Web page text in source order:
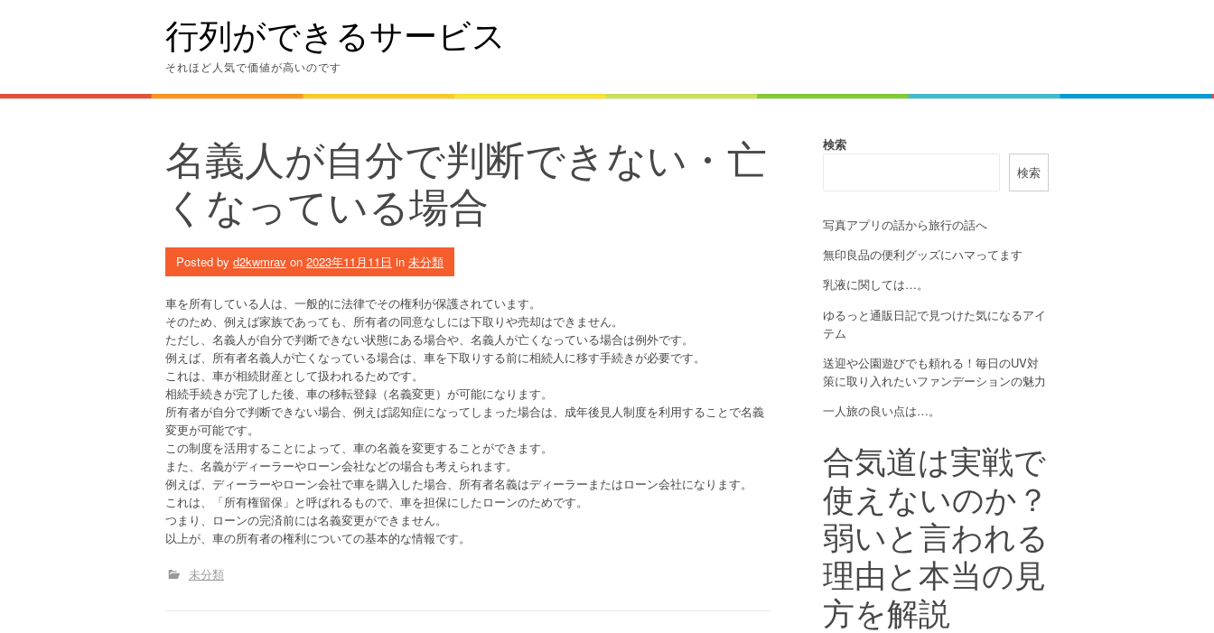
行列ができるサービス
それほど人気で価値が高いのです
名義人が自分で判断できない・亡
くなっている場合
Posted by d2kwmrav on 2023年11月11日 in 未分類
車を所有している人は、一般的に法律でその権利が保護されています。
そのため、例えば家族であっても、所有者の同意なしには下取りや売却はできません。
ただし、名義人が自分で判断できない状態にある場合や、名義人が亡くなっている場合は例外です。
例えば、所有者名義人が亡くなっている場合は、車を下取りする前に相続人に移す手続きが必要です。
これは、車が相続財産として扱われるためです。
相続手続きが完了した後、車の移転登録（名義変更）が可能になります。
所有者が自分で判断できない場合、例えば認知症になってしまった場合は、成年後見人制度を利用することで名義
変更が可能です。
この制度を活用することによって、車の名義を変更することができます。
また、名義がディーラーやローン会社などの場合も考えられます。
例えば、ディーラーやローン会社で車を購入した場合、所有者名義はディーラーまたはローン会社になります。
これは、「所有権留保」と呼ばれるもので、車を担保にしたローンのためです。
つまり、ローンの完済前には名義変更ができません。
以上が、車の所有者の権利についての基本的な情報です。
未分類
検索
検索
写真アプリの話から旅行の話へ
無印良品の便利グッズにハマってます
乳液に関しては…。
ゆるっと通販日記で見つけた気になるアイ
テム
送迎や公園遊びでも頼れる！毎日のUV対
策に取り入れたいファンデーションの魅力
一人旅の良い点は…。
合気道は実戦で
使えないのか？
弱いと言われる
理由と本当の見
方を解説